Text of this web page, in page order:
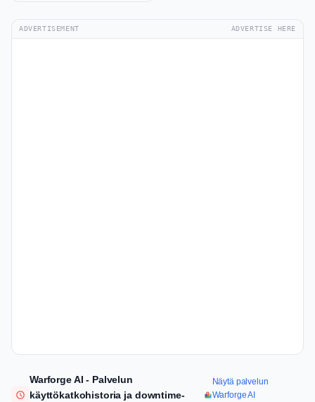
ADVERTISEMENT ADVERTISE HERE
Warforge AI - Palvelun
käyttökatkohistoria ja downtime-
Näytä palvelun
Warforge AI